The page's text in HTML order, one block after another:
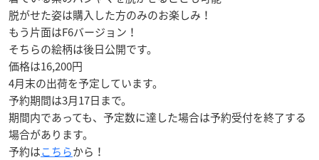
脱がせた姿は購入した方のみのお楽しみ！
もう片面はF6バージョン！
そちらの絵柄は後日公開です。
価格は16,200円
4月末の出荷を予定しています。
予約期間は3月17日まで。
期間内であっても、予定数に達した場合は予約受付を終了する
場合があります。
予約はこちらから！